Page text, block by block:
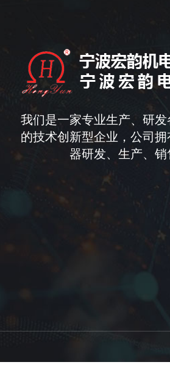
我们是一家专业生产、研
的技术创新型企业，公司
器研发、生产、销